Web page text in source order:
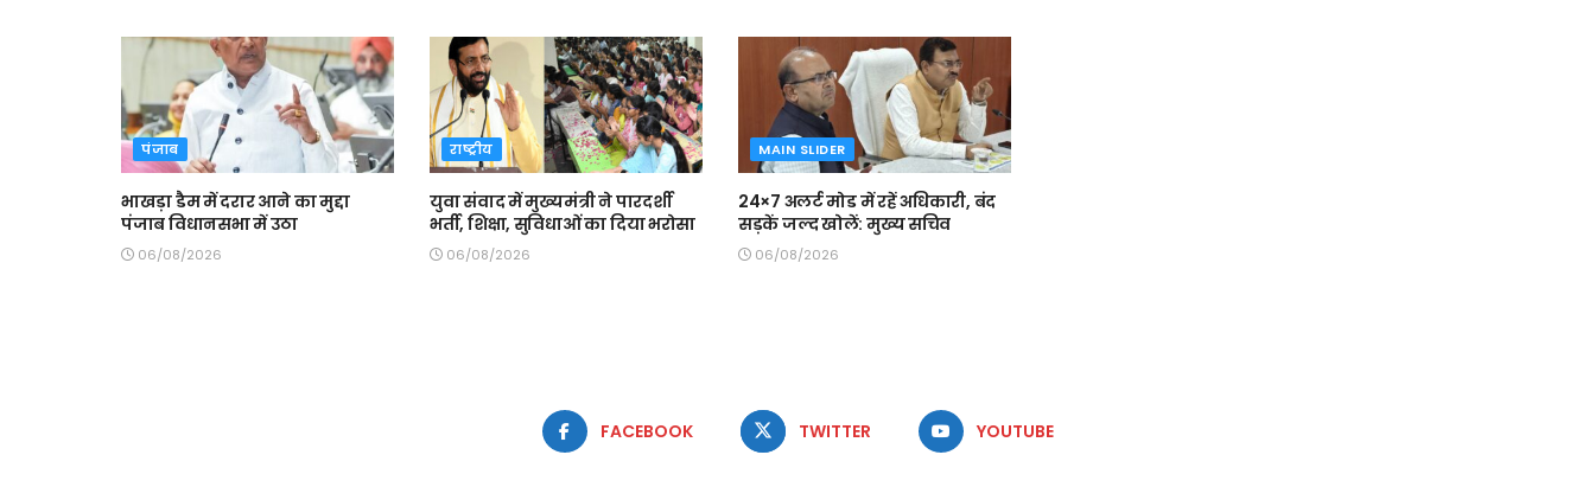
पंजाब
भाखड़ा डैम में दरार आने का मुद्दा
पंजाब विधानसभा में उठा
06/08/2026
राष्ट्रीय
युवा संवाद में मुख्यमंत्री ने पारदर्शी
भर्ती, शिक्षा, सुविधाओं का दिया भरोसा
06/08/2026
MAIN SLIDER
24×7 अलर्ट मोड में रहें अधिकारी, बंद
सड़कें जल्द खोलें: मुख्य सचिव
06/08/2026
FACEBOOK TWITTER YOUTUBE